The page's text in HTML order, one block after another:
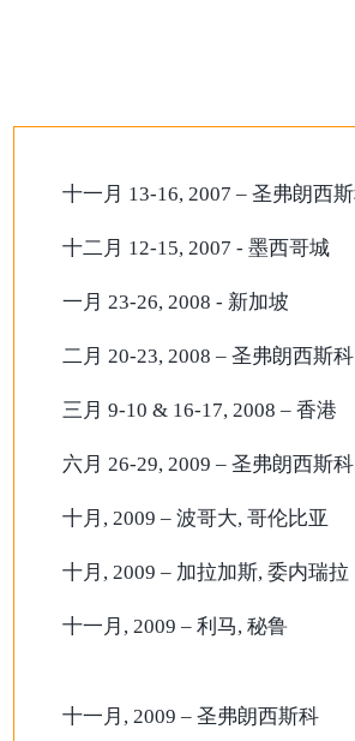
十一月 13-16, 2007 – 圣弗朗西
十二月 12-15, 2007 - 墨西哥城
一月 23-26, 2008 - 新加坡
二月 20-23, 2008 – 圣弗朗西斯科
三月 9-10 & 16-17, 2008 – 香港
六月 26-29, 2009 – 圣弗朗西斯科
十月, 2009 – 波哥大, 哥伦比亚
十月, 2009 – 加拉加斯, 委内瑞拉
十一月, 2009 – 利马, 秘鲁
十一月, 2009 – 圣弗朗西斯科